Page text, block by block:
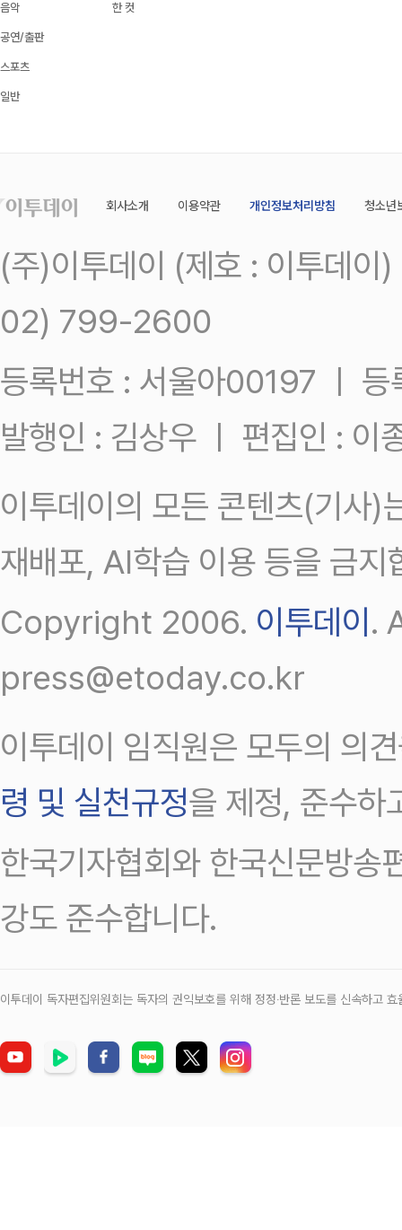
음악
공연/출판
스포츠
일반
한 컷
회사소개 이용약관 개인정보처리방침 청소년
(주)이투데이 (제호 : 이투데
02) 799-2600
등록번호 : 서울아00197 ㅣ
발행인 : 김상우 ㅣ 편집인 : 이
이투데이의 모든 콘텐츠(기사)
재배포, AI학습 이용 등을 금지
Copyright 2006. 이투데이.
press@etoday.co.kr
이투데이 임직원은 모두의 의
령 및 실천규정을 제정, 준수하
한국기자협회와 한국신문방송
강도 준수합니다.
이투데이 독자편집위원회는 독자의 권익보호를 위해 정정‧반론 보도를 신속하고